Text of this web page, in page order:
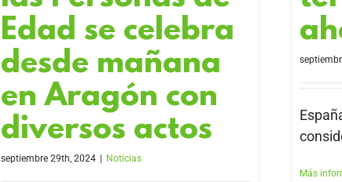
Edad se celebra
desde mañana
en Aragón con
diversos actos
septiembre 29th, 2024 Noticias
Más